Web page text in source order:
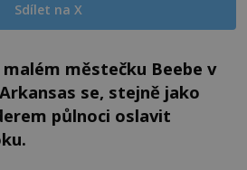
Sdílet na X
malém městečku Beebe v
se, stejně jako
půlnoci oslavit